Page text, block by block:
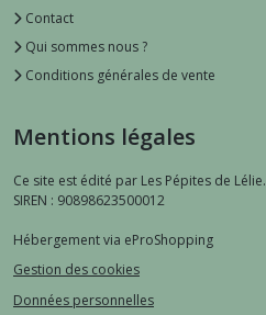
Contact
Qui sommes nous ?
Conditions générales de vente
Mentions légales
Ce site est édité par Les Pépites de Lélie.
SIREN : 90898623500012
Hébergement via eProShopping
Gestion des cookies
Données personnelles